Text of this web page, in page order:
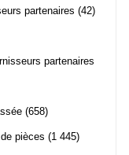
partenaires (42)
partenaires
(658)
pièces (1 445)